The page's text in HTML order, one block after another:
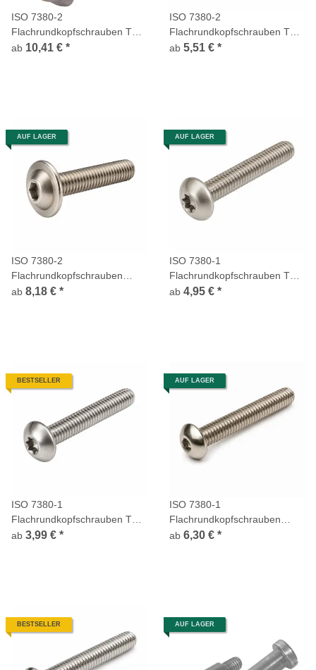
ISO 7380-2
Flachrundkopfschrauben TX
Flansch Vollgewinde Edelstahl
ab 10,41 € *
ISO 7380-2
Flachrundkopfschrauben TX
Flansch Vollgewinde Edelstahl
ab 5,51 € *
AUF LAGER
ISO 7380-2
Flachrundkopfschrauben
Innensechskant Flansch
ab 8,18 € *
AUF LAGER
ISO 7380-1
Flachrundkopfschrauben TX
Vollgewinde Edelstahl A4
ab 4,95 € *
BESTSELLER
ISO 7380-1
Flachrundkopfschrauben TX
Vollgewinde Edelstahl A2
ab 3,99 € *
AUF LAGER
ISO 7380-1
Flachrundkopfschrauben
Innensechskant Vollgewinde
ab 6,30 € *
BESTSELLER AUF LAGER